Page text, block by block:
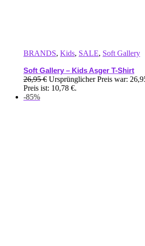
BRANDS, Kids, SALE, Soft Gallery
Soft Gallery – Kids Asger T-Shirt
26,95€ Ursprünglicher Preis war:
Preis ist: 10,78 €.
-85%